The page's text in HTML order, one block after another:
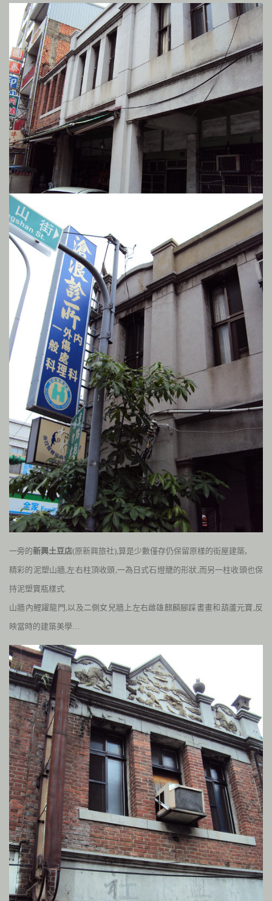
一旁的新興土豆店(原新興旅社),算是少數僅存仍保留原樣的街屋建築,
精彩的泥塑山牆,左右柱頂收頭,一為日式石燈籠的形狀,而另一柱收頭也保
持泥塑寶瓶樣式.
山牆內鯉躍龍門 ,以及二側女兒牆上左右雌雄麒麟腳踩書畫和葫蘆元寶 ,反
映當時的建築美學…